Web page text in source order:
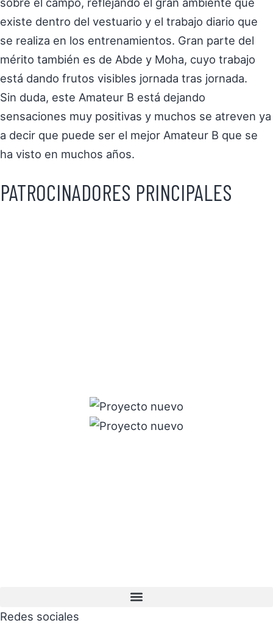
existe dentro del vestuario y el trabajo diario que
se realiza en los entrenamientos. Gran parte del
mérito también es de Abde y Moha, cuyo trabajo
está dando frutos visibles jornada tras jornada.
Sin duda, este Amateur B está dejando
sensaciones muy positivas y muchos se atreven ya
a decir que puede ser el mejor Amateur B que se
ha visto en muchos años.
PATROCINADORES PRINCIPALES
Redes sociales